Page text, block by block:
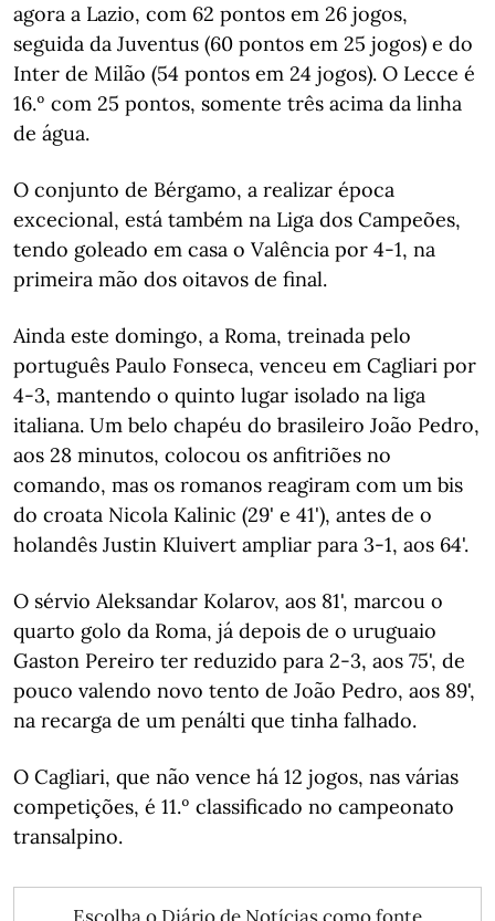
agora a Lazio, com 62 pontos em 26 jogos,
seguida da Juventus (60 pontos em 25 jogos) e do
Inter de Milão (54 pontos em 24 jogos). O Lecce é
16.º com 25 pontos, somente três acima da linha
de água.
O conjunto de Bérgamo, a realizar época
excecional, está também na Liga dos Campeões,
tendo goleado em casa o Valência por 4-1, na
primeira mão dos oitavos de final.
Ainda este domingo, a Roma, treinada pelo
português Paulo Fonseca, venceu em Cagliari por
4-3, mantendo o quinto lugar isolado na liga
italiana. Um belo chapéu do brasileiro João Pedro,
aos 28 minutos, colocou os anfitriões no
comando, mas os romanos reagiram com um bis
do croata Nicola Kalinic (29' e 41'), antes de o
holandês Justin Kluivert ampliar para 3-1, aos 64'.
O sérvio Aleksandar Kolarov, aos 81', marcou o
quarto golo da Roma, já depois de o uruguaio
Gaston Pereiro ter reduzido para 2-3, aos 75', de
pouco valendo novo tento de João Pedro, aos 89',
na recarga de um penálti que tinha falhado.
O Cagliari, que não vence há 12 jogos, nas várias
competições, é 11.º classificado no campeonato
transalpino.